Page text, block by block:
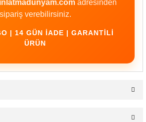
adresinden
sipariş verebilirsiniz.
| 14 GÜN İADE | GARANTILI
ÜRÜN